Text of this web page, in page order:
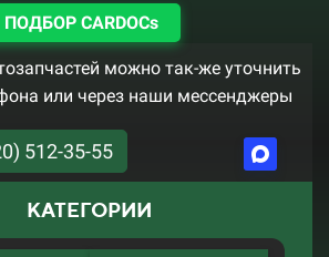
ПОДБОР CARDOCs
можно так-же уточнить
или через наши мессенджеры
512-35-55
КАТЕГОРИИ